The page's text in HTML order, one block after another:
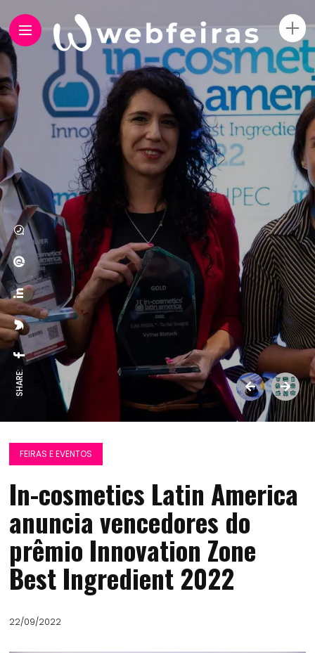
SHARE:
FEIRAS E EVENTOS
In-cosmetics Latin America
anuncia vencedores do
prêmio Innovation Zone
Best Ingredient 2022
22/09/2022